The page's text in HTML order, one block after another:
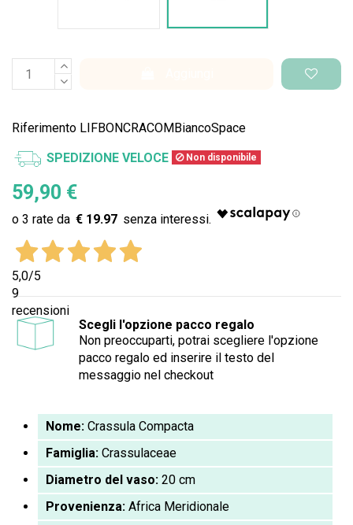
Riferimento LIFBONCRACOMBiancoSpace
SPEDIZIONE VELOCE Non disponibile
59,90 €
€ 19.97
5,0/5
9
recensioni
Scegli l'opzione pacco regalo
Non preoccuparti, potrai scegliere l'opzione
pacco regalo ed inserire il testo del
messaggio nel checkout
Nome: Crassula Compacta
Famiglia: Crassulaceae
Diametro del vaso: 20 cm
Provenienza: Africa Meridionale